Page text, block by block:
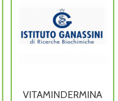
VITAMINDERMINA